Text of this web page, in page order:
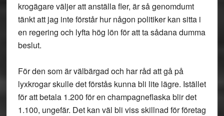
krogägare väljer att anställa fler, är så genomdumt
tänkt att jag inte förstår hur någon politiker kan sitta i
en regering och lyfta hög lön för att ta sådana dumma
beslut.
För den som är välbärgad och har råd att gå på
lyxkrogar skulle det förstås kunna bli lite lägre. Istället
för att betala 1.200 för en champagneflaska blir det
1.100, ungefär. Det kan väl bli viss skillnad för företag